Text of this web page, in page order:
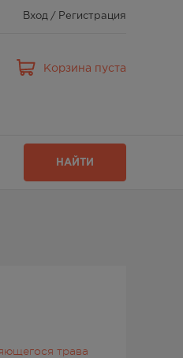
Вход / Регистрация
Корзина пуста
НАЙТИ
трава